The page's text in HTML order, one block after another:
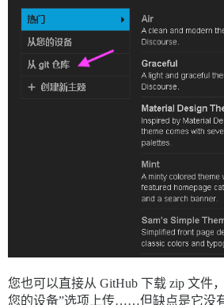
您也可以直接从 GitHub 下载 zip 文件
您的设备”选项上传……但缺点是它没